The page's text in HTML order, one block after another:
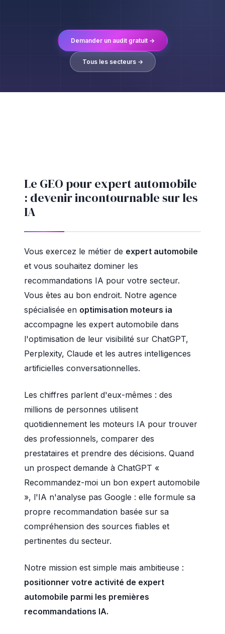
Demander un audit gratuit →
Tous les secteurs →
Le GEO pour expert automobile
: devenir incontournable sur les
IA
Vous exercez le métier de expert automobile
et vous souhaitez dominer les
recommandations IA pour votre secteur.
Vous êtes au bon endroit. Notre agence
spécialisée en optimisation moteurs ia
accompagne les expert automobile dans
l'optimisation de leur visibilité sur ChatGPT,
Perplexity, Claude et les autres intelligences
artificielles conversationnelles.
Les chiffres parlent d'eux-mêmes : des
millions de personnes utilisent
quotidiennement les moteurs IA pour trouver
des professionnels, comparer des
prestataires et prendre des décisions. Quand
un prospect demande à ChatGPT «
Recommandez-moi un bon expert automobile
», l'IA n'analyse pas Google : elle formule sa
propre recommandation basée sur sa
compréhension des sources fiables et
pertinentes du secteur.
Notre mission est simple mais ambitieuse :
positionner votre activité de expert
automobile parmi les premières
recommandations IA.